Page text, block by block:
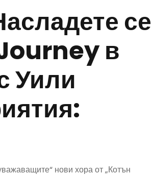
се
в
Уили
нови хора от „Котън